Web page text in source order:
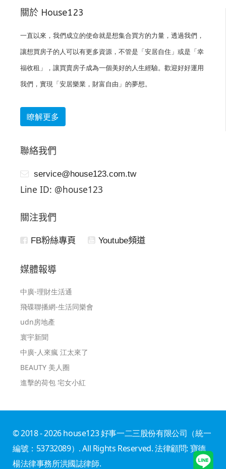
關於 House123
一直以來，我們成立的使命就是想集合買方的力量，透過我們，
讓想買房子的人可以有更多資源，不管是「安居自住」或是「幸
福收租」，讓買賣房子成為一個美好的人生經驗。歡迎好好運用
我們，實現「安居樂業，財富自由」的夢想。
瞭解更多
聯絡我們
service@house123.com.tw
Line ID: @house123
關注我們
FB粉絲專頁 Youtube頻道
媒體報導
中廣-理財生活通
飛碟聯播網-生活同樂會
udn房地產
寰宇新聞
中廣-人來瘋 江太來了
BEAUTY 美人圈
進擊的荷包 宅女小紅
© 2018 - 2026 house123 好事一二三股份有限公司（統一
編號：53732089）. All Rights Reserved. 法律顧問: 寶德
楊法律事務所洪國誌律師.